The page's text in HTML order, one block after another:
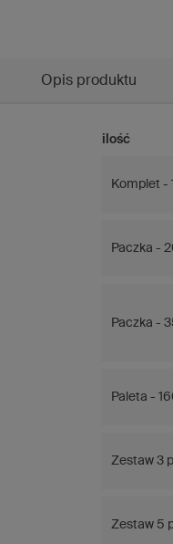
Opis produktu
ilość
Komplet -
Paczka -
Paczka -
Paleta -
Zestaw 3
Zestaw 5